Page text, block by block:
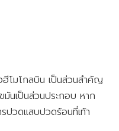
ฮีโมโกลบิน เป็นส่วนสำคัญ
มันเป็นส่วนประกอบ หาก
ปวดแสบปวดร้อนที่เท้า